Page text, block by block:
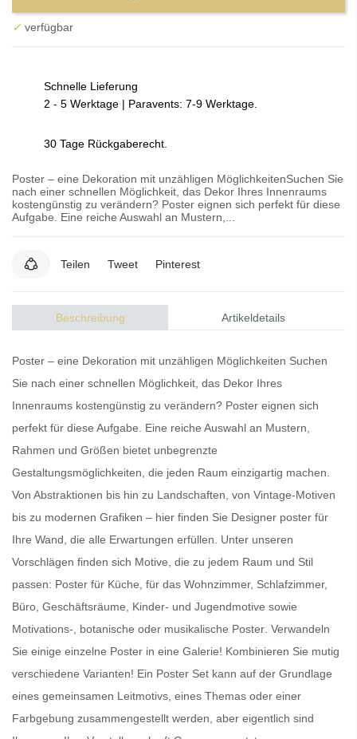
✓ verfügbar
Schnelle Lieferung
2 - 5 Werktage | Paravents: 7-9 Werktage.
30 Tage Rückgaberecht.
Poster – eine Dekoration mit unzähligen MöglichkeitenSuchen Sie
nach einer schnellen Möglichkeit, das Dekor Ihres Innenraums
kostengünstig zu verändern? Poster eignen sich perfekt für diese
Aufgabe. Eine reiche Auswahl an Mustern,...
Teilen Tweet Pinterest
Beschreibung Artikeldetails
Poster – eine Dekoration mit unzähligen Möglichkeiten Suchen
Sie nach einer schnellen Möglichkeit, das Dekor Ihres
Innenraums kostengünstig zu verändern? Poster eignen sich
perfekt für diese Aufgabe. Eine reiche Auswahl an Mustern,
Rahmen und Größen bietet unbegrenzte
Gestaltungsmöglichkeiten, die jeden Raum einzigartig machen.
Von Abstraktionen bis hin zu Landschaften, von Vintage-Motiven
bis zu modernen Grafiken – hier finden Sie Designer poster für
Ihre Wand, die alle Erwartungen erfüllen. Unter unseren
Vorschlägen finden sich Motive, die zu jedem Raum und Stil
passen: Poster für Küche, für das Wohnzimmer, Schlafzimmer,
Büro, Geschäftsräume, Kinder- und Jugendmotive sowie
Motivations-, botanische oder musikalische Poster. Verwandeln
Sie einige einzelne Poster in eine Galerie! Kombinieren Sie mutig
verschiedene Varianten! Ein Poster Set kann auf der Grundlage
eines gemeinsamen Leitmotivs, eines Themas oder einer
Farbgebung zusammengestellt werden, aber eigentlich sind